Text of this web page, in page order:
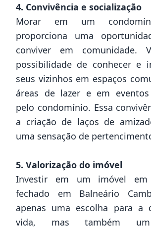
4. Convivência e socialização
Morar em um
proporciona uma
conviver em comunidade.
possibilidade de conhecer e
seus vizinhos em espaços
áreas de lazer e em eventos
pelo condomínio. Essa
a criação de laços de
uma sensação de
5. Valorização do imóvel
Investir em um imóvel em
fechado em Balneário
apenas uma escolha para a
vida, mas também um